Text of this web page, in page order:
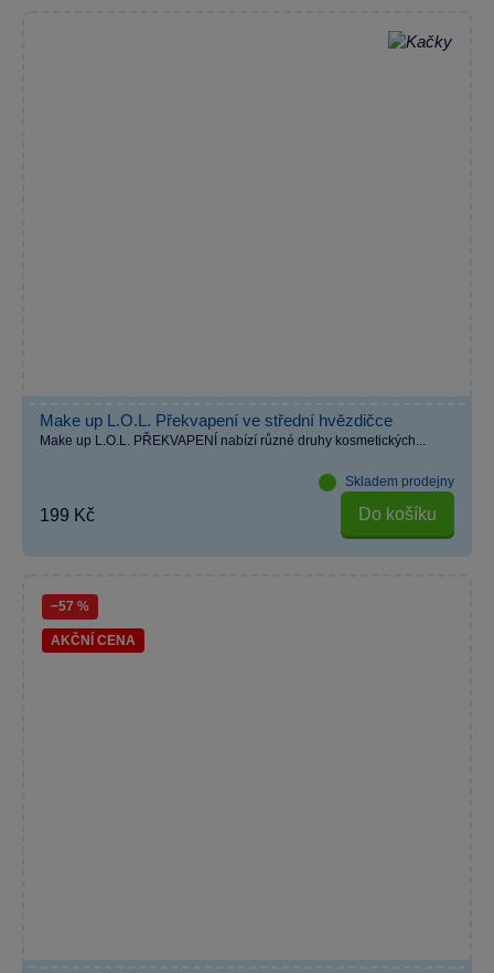
Make up L.O.L. Překvapení ve střední hvězdičce
Make up L.O.L. PŘEKVAPENÍ nabízí různé druhy kosmetických...
Skladem prodejny
199 Kč Do košíku
−57 %
AKČNÍ CENA